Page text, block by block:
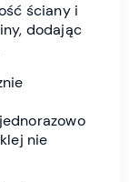
ściany i
dodając
nie